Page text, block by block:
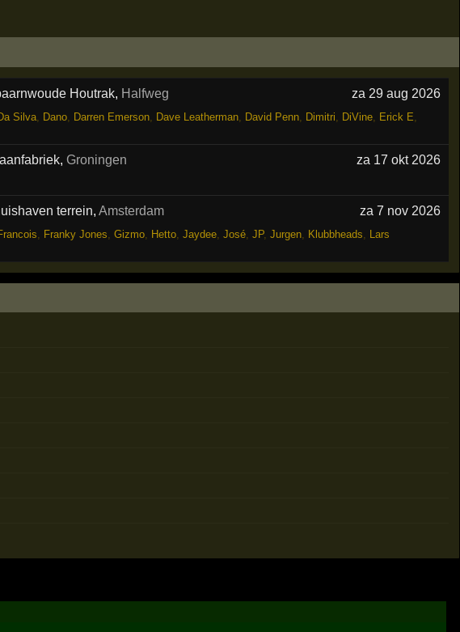
Houtrak, Halfweg za 29 aug 2026
Silva, Dano, Darren Emerson, Dave Leatherman, David Penn, Dimitri DiVine, Erick E
, Groningen za 17 okt 2026
terrein,Amsterdam za 7 nov 2026
Franky Jones Gizmo, Hetto, Jaydee, José, JP, Jurgen, Klubbheads
Lars